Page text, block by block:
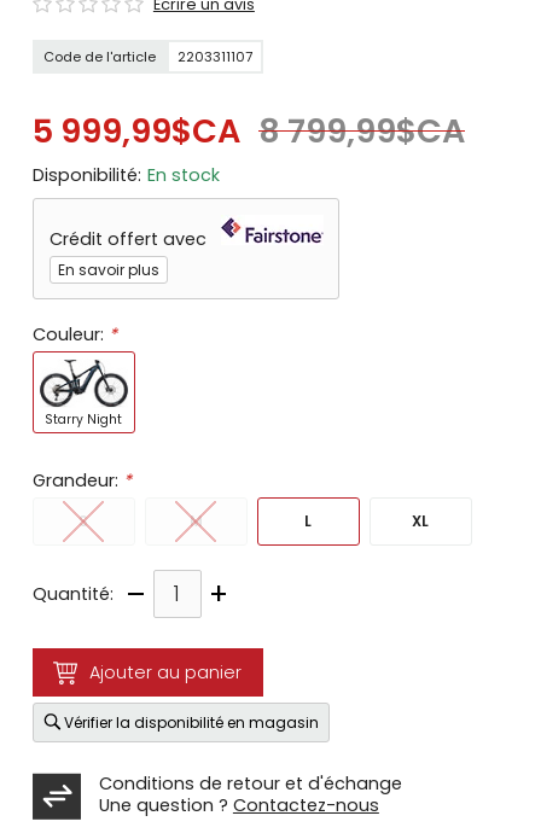
Écrire un avis
Code de l'article 2203311107
5 999,99$CA 8 799,99$CA
Disponibilité: En stock
Crédit offert avec
En savoir plus
Couleur: *
Starry Night
Grandeur: *
S M L XL
Quantité: – +
Ajouter au panier
Vérifier la disponibilité en magasin
Conditions de retour et d'échange
Une question ? Contactez-nous